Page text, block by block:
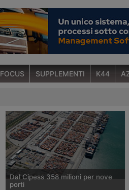
FOCUS SUPPLEMENTI K44
Dal Cipess 358 milioni per nove
porti